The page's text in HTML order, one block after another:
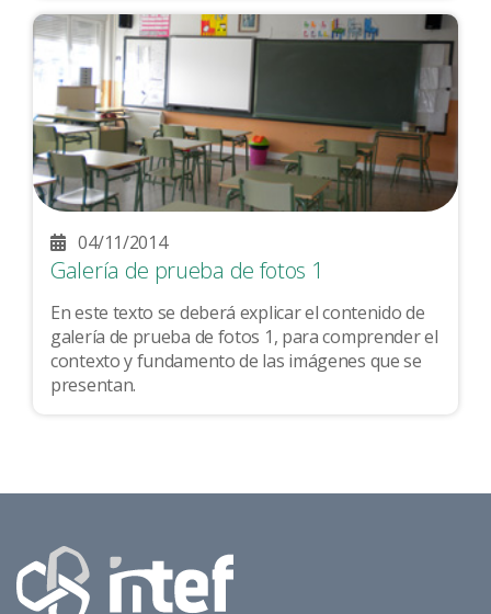
04/11/2014
Galería de prueba de fotos 1
En este texto se deberá explicar el contenido de
galería de prueba de fotos 1, para comprender el
contexto y fundamento de las imágenes que se
presentan.